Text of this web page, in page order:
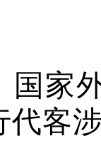
国家
代客